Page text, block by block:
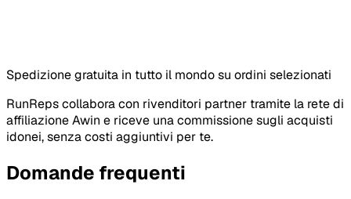
Spedizione gratuita in tutto il mondo su ordini selezionati
RunReps collabora con rivenditori partner tramite la rete di
affiliazione Awin e riceve una commissione sugli acquisti
idonei, senza costi aggiuntivi per te.
Domande frequenti